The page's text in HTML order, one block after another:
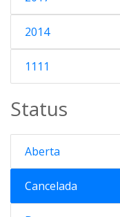
2014
1111
Status
Aberta
Cancelada